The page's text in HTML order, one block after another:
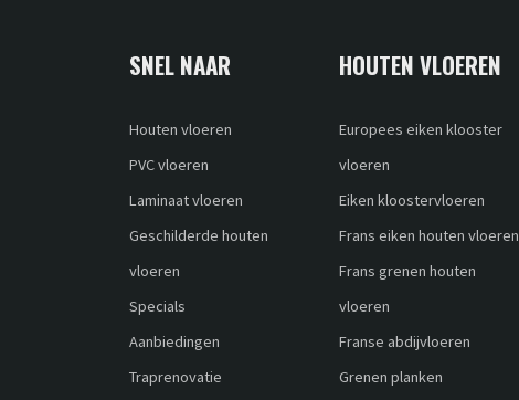
SNEL NAAR
Houten vloeren
PVC vloeren
Laminaat vloeren
Geschilderde houten
vloeren
Specials
Aanbiedingen
Traprenovatie
HOUTEN VLOEREN
Europees eiken klooster
vloeren
Eiken kloostervloeren
Frans eiken houten vloeren
Frans grenen houten
vloeren
Franse abdijvloeren
Grenen planken